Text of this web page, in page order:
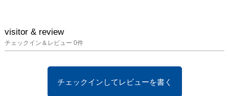
visitor & review
チェックイン＆レビュー 0件
チェックインしてレビューを書く